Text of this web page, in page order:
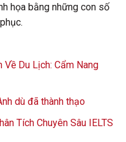
họa bằng những con số
Du Lịch: Cẩm Nang
dù đã thành thạo
Tích Chuyên Sâu IELTS